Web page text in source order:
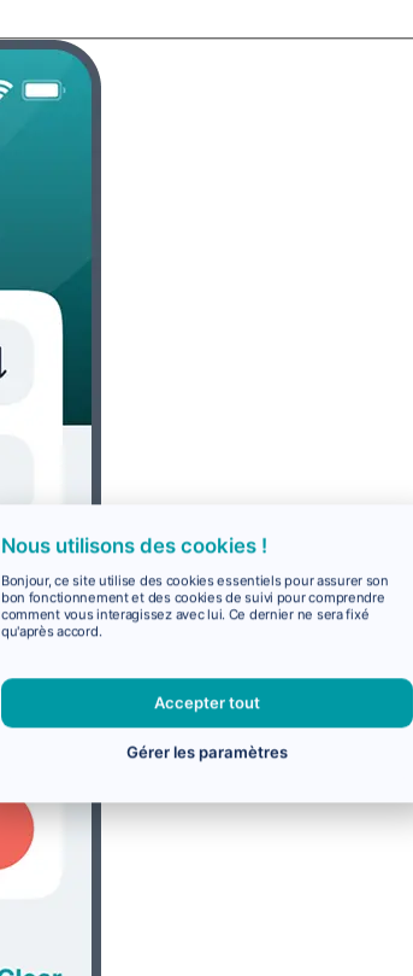
Nous utilisons des cookies !
Bonjour, ce site utilise des cookies essentiels pour assurer son
bon fonctionnement et des cookies de suivi pour comprendre
comment vous interagissez avec lui. Ce dernier ne sera fixé
qu'après accord.
Accepter tout
Gérer les paramètres